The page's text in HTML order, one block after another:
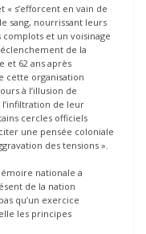
« s’efforcent en vain de
sang, nourrissant leurs
et un voisinage
de la
et 62 ans après
cette organisation
à l’illusion de
l’infiltration de leur
cercles officiels
une pensée coloniale
des tensions ».
nationale a
de la nation
qu’un exercice
les principes